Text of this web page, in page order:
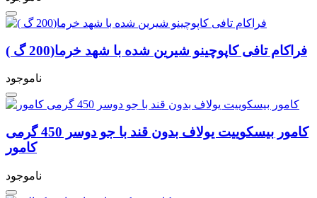
فراکام تافی کاپوچینو شیرین شده با شهد خرما(200 گ )
ناموجود
کامور بیسکوییت یولاف بدون قند با جو دوسر 450 گرمی
کامور
ناموجود